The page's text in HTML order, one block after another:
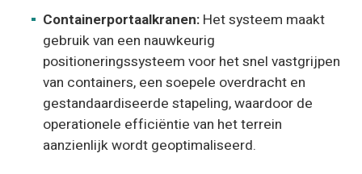
Containerportaalkranen: Het systeem maakt
gebruik van een nauwkeurig
positioneringssysteem voor het snel vastgrijpen
van containers, een soepele overdracht en
gestandaardiseerde stapeling, waardoor de
operationele efficiëntie van het terrein
aanzienlijk wordt geoptimaliseerd.